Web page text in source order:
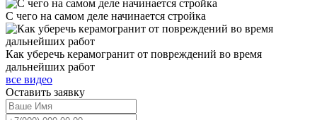
С чего на самом деле начинается стройка
Как уберечь керамогранит от повреждений во время
дальнейших работ
все видео
Оставить заявку